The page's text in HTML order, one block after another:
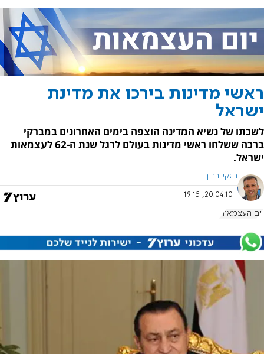
ראשי מדינות בירכו את מדינת
ישראל
לשכתו של נשיא המדינה הוצפה בימים האחרונים במברקי
ברכה ששלחו ראשי מדינות בעולם לרגל שנת ה-62 לעצמאות
ישראל.
חזקי ברוך
20.04.10, 19:15
יום העצמאות